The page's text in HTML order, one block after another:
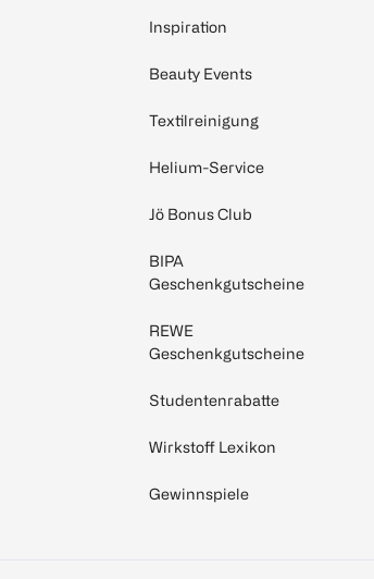
Inspiration
Beauty Events
Textilreinigung
Helium-Service
Jö Bonus Club
BIPA
Geschenkgutscheine
REWE
Geschenkgutscheine
Studentenrabatte
Wirkstoff Lexikon
Gewinnspiele